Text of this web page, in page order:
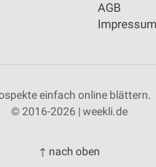
AGB
Impressum
einfach online blättern.
© 2016-2026 | weekli.de
↑ nach oben